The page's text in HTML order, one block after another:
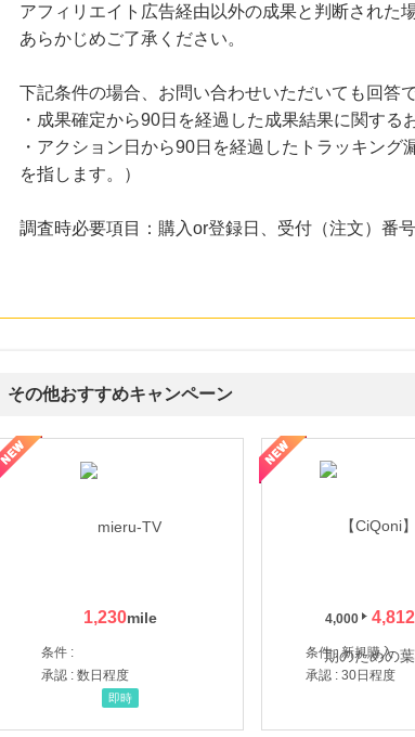
アフィリエイト広告経由以外の成果と判断された
あらかじめご了承ください。
下記条件の場合、お問い合わせいただいても回答
・成果確定から90日を経過した成果結果に関する
・アクション日から90日を経過したトラッキン
を指します。）
調査時必要項目：購入or登録日、受付（注文）番
その他おすすめキャンペーン
1,230
条件 :
承認 : 数日程度
即時
4,000 4,812
条件 : 新規購入
承認 : 30日程度
公式サイト】スーツケース・バッグ
【ロデオドライブ】創業70年の信頼と高価買取